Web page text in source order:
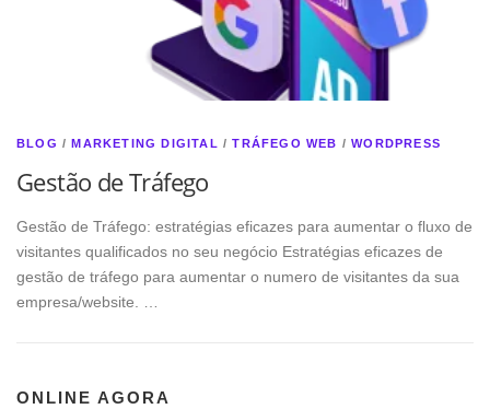
BLOG /MARKETING DIGITAL /TRÁFEGO WEB /WORDPRESS
Gestão de Tráfego
Gestão de Tráfego: estratégias eficazes para aumentar o fluxo de
visitantes qualificados no seu negócio Estratégias eficazes de
gestão de tráfego para aumentar o numero de visitantes da sua
empresa/website. …
ONLINE AGORA